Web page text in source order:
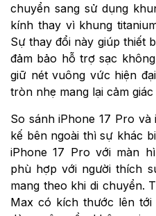
chuyển sang sử dụng
kính thay vì khung
Sự thay đổi này giúp thiết
đảm bảo hỗ trợ sạc
giữ nét vuông vức hiện
tròn nhẹ mang lại cảm
So sánh iPhone 17 Pro
kế bên ngoài thì sự khác
iPhone 17 Pro với màn
phù hợp với người thích
mang theo khi di chuyển.
Max có kích thước lên tới